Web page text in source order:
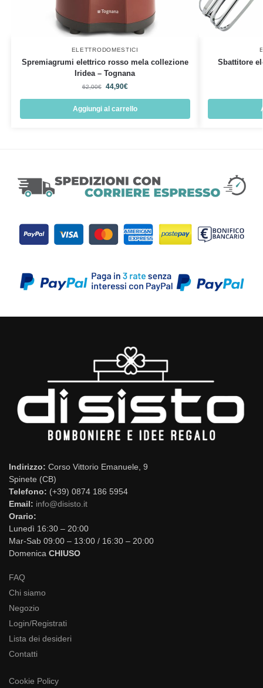
ELETTRODOMESTICI
Spremiagrumi elettrico rosso mela collezione
Iridea – Tognana
62,00€ 44,90€
Aggiungi al carrello
Sbattitore
Indirizzo: Corso Vittorio Emanuele, 9
Spinete (CB)
Telefono: (+39) 0874 186 5954
Email: info@disisto.it
Orario:
Lunedì 16:30 – 20:00
Mar-Sab 09:00 – 13:00 / 16:30 – 20:00
Domenica CHIUSO
FAQ
Chi siamo
Negozio
Login/Registrati
Lista dei desideri
Contatti
Cookie Policy